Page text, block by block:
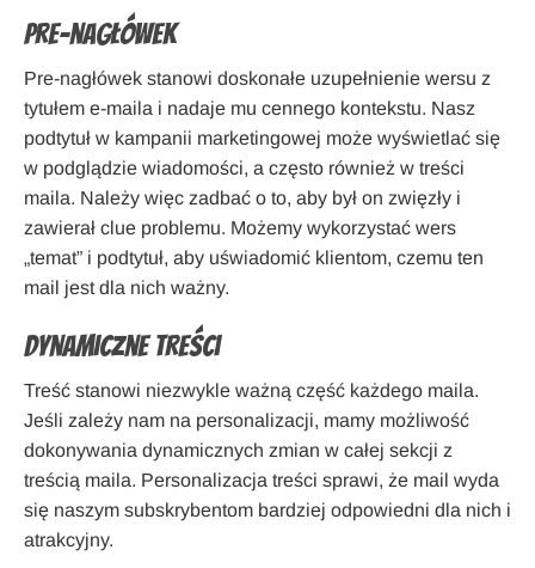
Pre-nagłówek
Pre-nagłówek stanowi doskonałe uzupełnienie wersu z
tytułem e-maila i nadaje mu cennego kontekstu. Nasz
podtytuł w kampanii marketingowej może wyświetlać się
w podglądzie wiadomości, a często również w treści
maila. Należy więc zadbać o to, aby był on zwięzły i
zawierał clue problemu. Możemy wykorzystać wers
„temat” i podtytuł, aby uświadomić klientom, czemu ten
mail jest dla nich ważny.
Dynamiczne treści
Treść stanowi niezwykle ważną część każdego maila.
Jeśli zależy nam na personalizacji, mamy możliwość
dokonywania dynamicznych zmian w całej sekcji z
treścią maila. Personalizacja treści sprawi, że mail wyda
się naszym subskrybentom bardziej odpowiedni dla nich i
atrakcyjny.